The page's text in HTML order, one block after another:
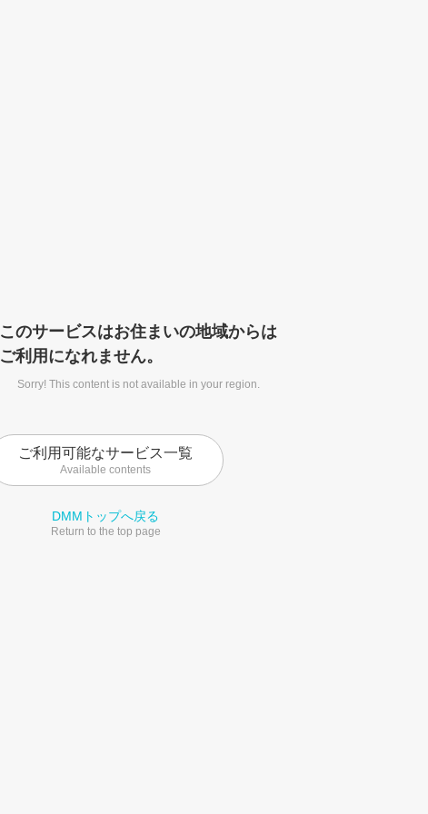
このサービスはお住まいの地域からは
ご利用になれません。
Sorry! This content is not available in your region.
ご利用可能なサービス一覧
Available contents
DMMトップへ戻る
Return to the top page